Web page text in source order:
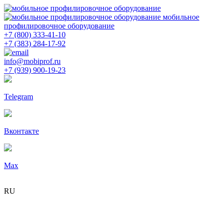
мобильное
профилировочное оборудование
+7 (800) 333-41-10
+7 (383) 284-17-92
info@mobiprof.ru
+7 (939) 900-19-23
Telegram
Вконтакте
Max
RU